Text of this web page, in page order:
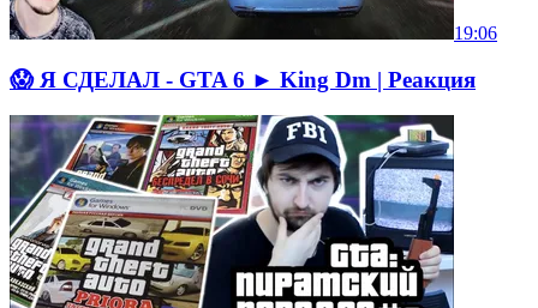
19:06
😱 Я СДЕЛАЛ - GTA 6 ► King Dm | Реакция